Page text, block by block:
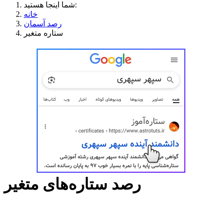
شما اینجا هستید:
خانه
رصد آسمان
ستاره متغیر
رصد ستاره‌های متغیر